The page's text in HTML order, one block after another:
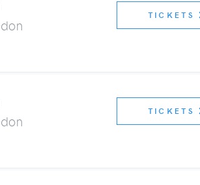
TICKETS
TICKETS